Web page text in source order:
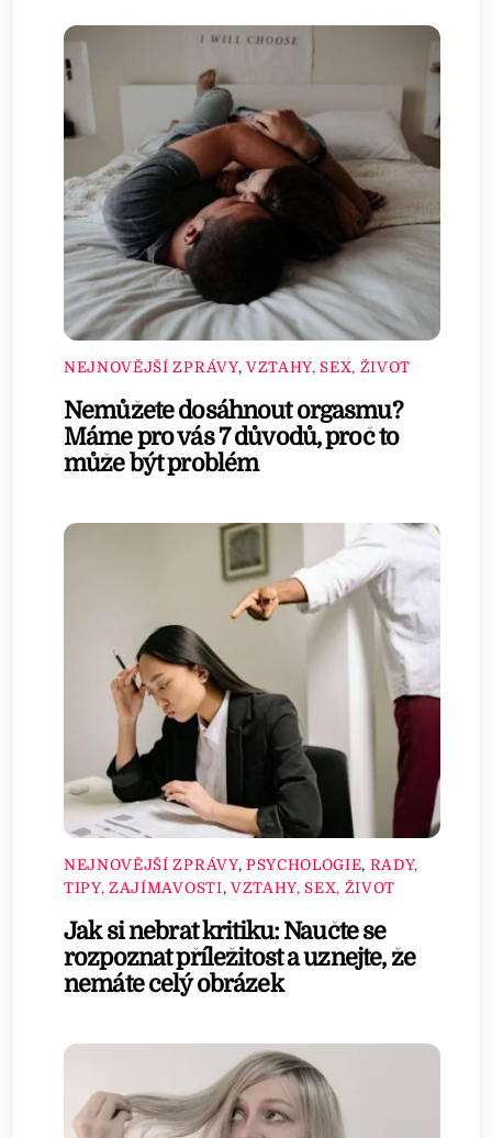
NEJNOVĚJŠÍ ZPRÁVY, VZTAHY, SEX, ŽIVOT
Nemůžete dosáhnout orgasmu?
Máme pro vás 7 důvodů, proč to
může být problém
NEJNOVĚJŠÍ ZPRÁVY, PSYCHOLOGIE, RADY,
TIPY, ZAJÍMAVOSTI, VZTAHY, SEX, ŽIVOT
Jak si nebrat kritiku: Naučte se
rozpoznat příležitost a uznejte, že
nemáte celý obrázek